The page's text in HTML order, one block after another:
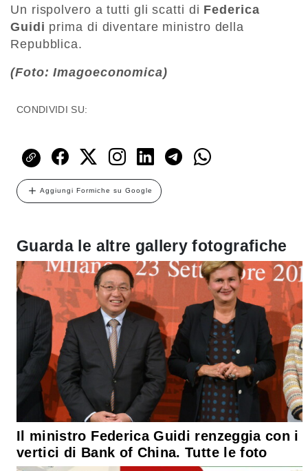
Un rispolvero a tutti gli scatti di Federica
Guidi prima di diventare ministro della
Repubblica.
(Foto: Imagoeconomica)
CONDIVIDI SU:
Aggiungi Formiche su Google
Guarda le altre gallery fotografiche
Il ministro Federica Guidi renzeggia con i
vertici di Bank of China. Tutte le foto